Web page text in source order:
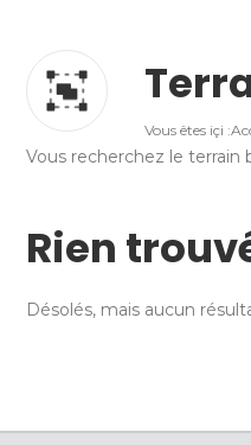
Vous êtes içi :
Vous recherchez le terrain
Rien
Désolés, mais aucun